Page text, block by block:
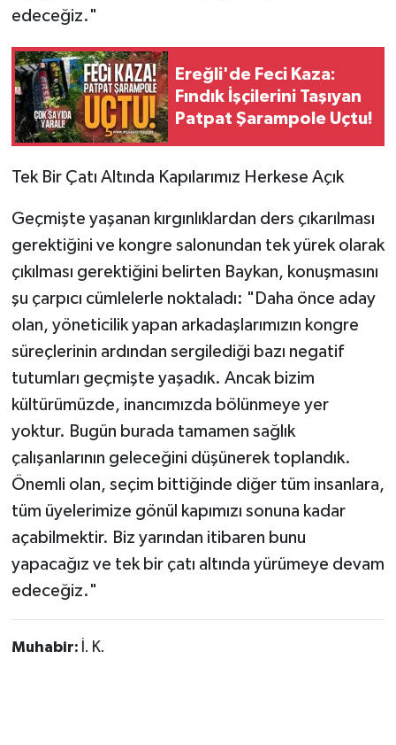
edeceğiz."
Ereğli'de Feci Kaza:
Fındık İşçilerini Taşıyan
Patpat Şarampole Uçtu!
​Tek Bir Çatı Altında Kapılarımız Herkese Açık
​Geçmişte yaşanan kırgınlıklardan ders çıkarılması
gerektiğini ve kongre salonundan tek yürek olarak
çıkılması gerektiğini belirten Baykan, konuşmasını
şu çarpıcı cümlelerle noktaladı: "Daha önce aday
olan, yöneticilik yapan arkadaşlarımızın kongre
süreçlerinin ardından sergilediği bazı negatif
tutumları geçmişte yaşadık. Ancak bizim
kültürümüzde, inancımızda bölünmeye yer
yoktur. Bugün burada tamamen sağlık
çalışanlarının geleceğini düşünerek toplandık.
Önemli olan, seçim bittiğinde diğer tüm insanlara,
tüm üyelerimize gönül kapımızı sonuna kadar
açabilmektir. Biz yarından itibaren bunu
yapacağız ve tek bir çatı altında yürümeye devam
edeceğiz."
Muhabir: İ. K.